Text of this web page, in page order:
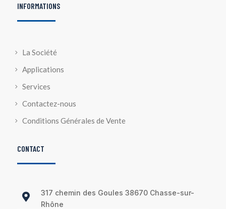
INFORMATIONS
La Société
Applications
Services
Contactez-nous
Conditions Générales de Vente
CONTACT

317 chemin des Goules 38670 Chasse-sur-
Rhône